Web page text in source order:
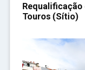
Requalificação
Touros (Sítio)